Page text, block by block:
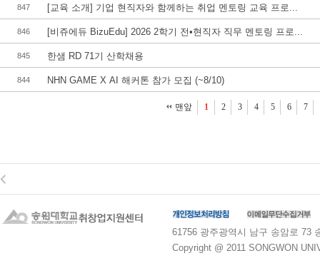
847 [교육 소개] 기업 현직자와 함께하는 취업 멘토링 교육 프로...
846 [비쥬에듀 BizuEdu] 2026 2학기 전•현직자 직무 멘토링 프로...
845 한샘 RD 71기 산학채용
844 NHN GAME X AI 해커톤 참가 모집 (~8/10)
맨앞 1 2 3 4 5 6 7
61756 광주광역시 남구 송암로 73
Copyright @ 2011 SONGWON